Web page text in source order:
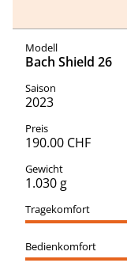
Bach Shield 26
2023
190.00 CHF
1.030 g